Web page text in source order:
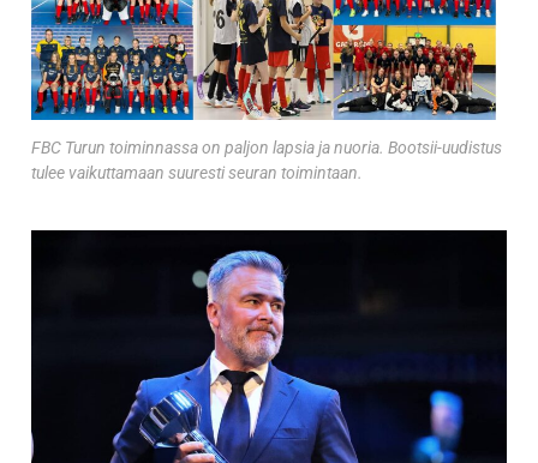
FBC Turun toiminnassa on paljon lapsia ja nuoria. Bootsii-uudistus
tulee vaikuttamaan suuresti seuran toimintaan.